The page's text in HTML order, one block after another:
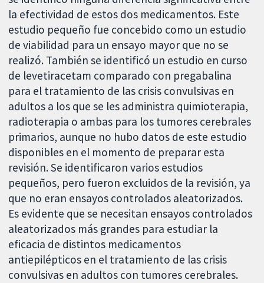
la efectividad de estos dos medicamentos. Este
estudio pequeño fue concebido como un estudio
de viabilidad para un ensayo mayor que no se
realizó. También se identificó un estudio en curso
de levetiracetam comparado con pregabalina
para el tratamiento de las crisis convulsivas en
adultos a los que se les administra quimioterapia,
radioterapia o ambas para los tumores cerebrales
primarios, aunque no hubo datos de este estudio
disponibles en el momento de preparar esta
revisión. Se identificaron varios estudios
pequeños, pero fueron excluidos de la revisión, ya
que no eran ensayos controlados aleatorizados.
Es evidente que se necesitan ensayos controlados
aleatorizados más grandes para estudiar la
eficacia de distintos medicamentos
antiepilépticos en el tratamiento de las crisis
convulsivas en adultos con tumores cerebrales.